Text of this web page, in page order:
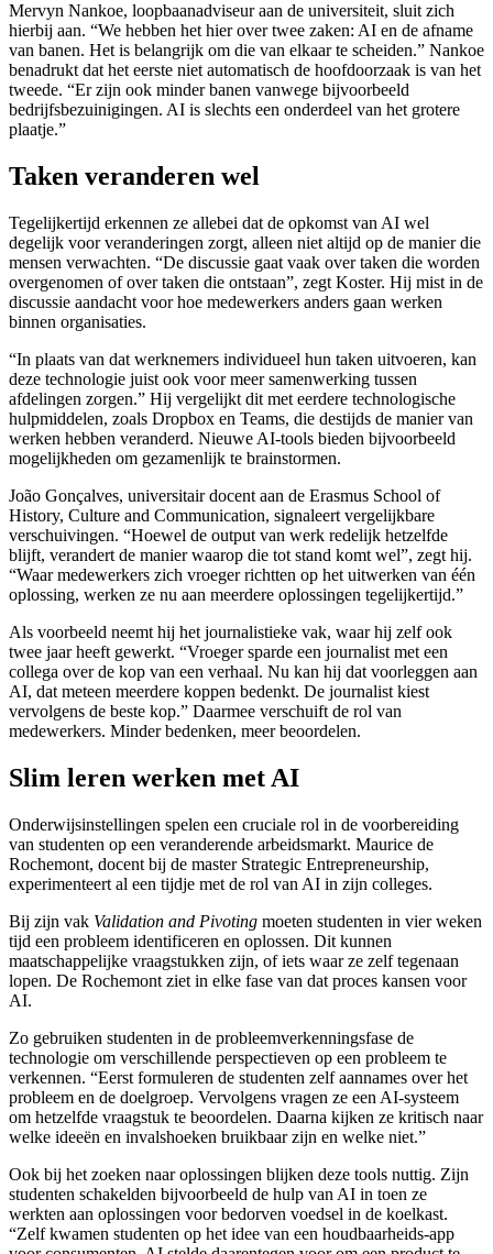
Mervyn Nankoe, loopbaanadviseur aan de universiteit, sluit zich
hierbij aan. “We hebben het hier over twee zaken: AI en de afname
van banen. Het is belangrijk om die van elkaar te scheiden.” Nankoe
benadrukt dat het eerste niet automatisch de hoofdoorzaak is van het
tweede. “Er zijn ook minder banen vanwege bijvoorbeeld
bedrijfsbezuinigingen. AI is slechts een onderdeel van het grotere
plaatje.”
Taken veranderen wel
Tegelijkertijd erkennen ze allebei dat de opkomst van AI wel
degelijk voor veranderingen zorgt, alleen niet altijd op de manier die
mensen verwachten. “De discussie gaat vaak over taken die worden
overgenomen of over taken die ontstaan”, zegt Koster. Hij mist in de
discussie aandacht voor hoe medewerkers anders gaan werken
binnen organisaties.
“In plaats van dat werknemers individueel hun taken uitvoeren, kan
deze technologie juist ook voor meer samenwerking tussen
afdelingen zorgen.” Hij vergelijkt dit met eerdere technologische
hulpmiddelen, zoals Dropbox en Teams, die destijds de manier van
werken hebben veranderd. Nieuwe AI-tools bieden bijvoorbeeld
mogelijkheden om gezamenlijk te brainstormen.
João Gonçalves, universitair docent aan de Erasmus School of
History, Culture and Communication, signaleert vergelijkbare
verschuivingen. “Hoewel de output van werk redelijk hetzelfde
blijft, verandert de manier waarop die tot stand komt wel”, zegt hij.
“Waar medewerkers zich vroeger richtten op het uitwerken van één
oplossing, werken ze nu aan meerdere oplossingen tegelijkertijd.”
Als voorbeeld neemt hij het journalistieke vak, waar hij zelf ook
twee jaar heeft gewerkt. “Vroeger sparde een journalist met een
collega over de kop van een verhaal. Nu kan hij dat voorleggen aan
AI, dat meteen meerdere koppen bedenkt. De journalist kiest
vervolgens de beste kop.” Daarmee verschuift de rol van
medewerkers. Minder bedenken, meer beoordelen.
Slim leren werken met AI
Onderwijsinstellingen spelen een cruciale rol in de voorbereiding
van studenten op een veranderende arbeidsmarkt. Maurice de
Rochemont, docent bij de master Strategic Entrepreneurship,
experimenteert al een tijdje met de rol van AI in zijn colleges.
Bij zijn vak Validation and Pivoting moeten studenten in vier weken
tijd een probleem identificeren en oplossen. Dit kunnen
maatschappelijke vraagstukken zijn, of iets waar ze zelf tegenaan
lopen. De Rochemont ziet in elke fase van dat proces kansen voor
AI.
Zo gebruiken studenten in de probleemverkenningsfase de
technologie om verschillende perspectieven op een probleem te
verkennen. “Eerst formuleren de studenten zelf aannames over het
probleem en de doelgroep. Vervolgens vragen ze een AI-systeem
om hetzelfde vraagstuk te beoordelen. Daarna kijken ze kritisch naar
welke ideeën en invalshoeken bruikbaar zijn en welke niet.”
Ook bij het zoeken naar oplossingen blijken deze tools nuttig. Zijn
studenten schakelden bijvoorbeeld de hulp van AI in toen ze
werkten aan oplossingen voor bedorven voedsel in de koelkast.
“Zelf kwamen studenten op het idee van een houdbaarheids-app